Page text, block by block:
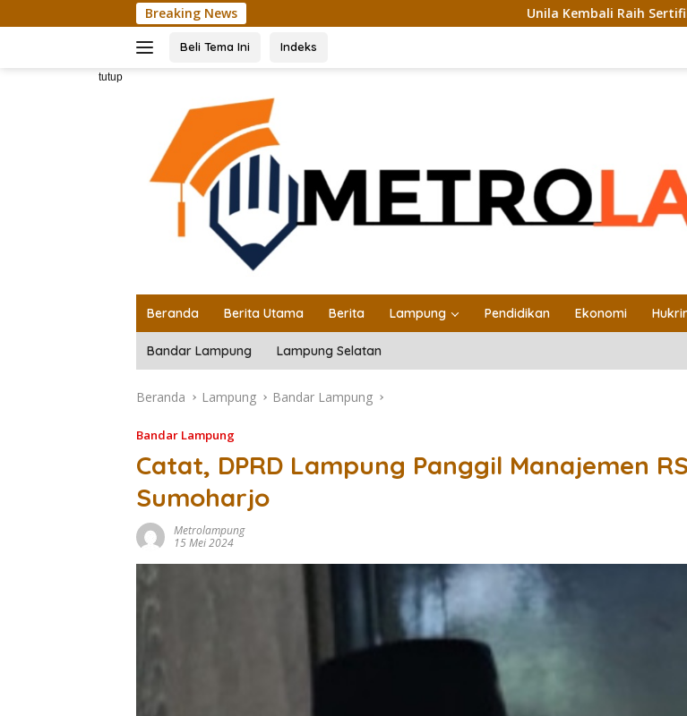
ke
Breaking News Unila Kembali Raih Sertifikat
Beli Tema Ini Indeks
tutup
Beranda Berita Utama Berita Lampung Pendidikan Ekonomi
Bandar Lampung Lampung Selatan
Beranda Lampung Bandar Lampung
Bandar Lampung
Catat, DPRD Lampung Panggil Manajemen
Sumoharjo
Metrolampung
15 Mei 2024